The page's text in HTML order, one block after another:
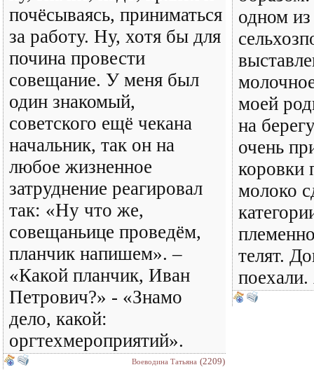
почёсываясь, приниматься
за работу. Ну, хотя бы для
почина провести
совещание. У меня был
один знакомый,
советского ещё чекана
начальник, так он на
любое жизненное
затруднение реагировал
так: «Ну что же,
совещаньице проведём,
планчик напишем». –
«Какой планчик, Иван
Петрович?» - «Знамо
дело, какой:
оргтехмероприятий».
Воеводина Татьяна (2209)
одном из
моей
на
очень
коровки
молоко
телят.